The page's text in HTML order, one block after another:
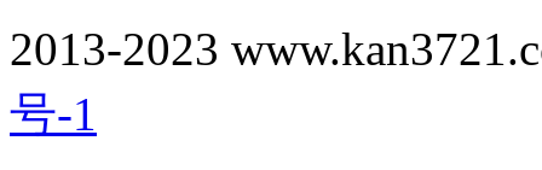
2013-2023
号-1